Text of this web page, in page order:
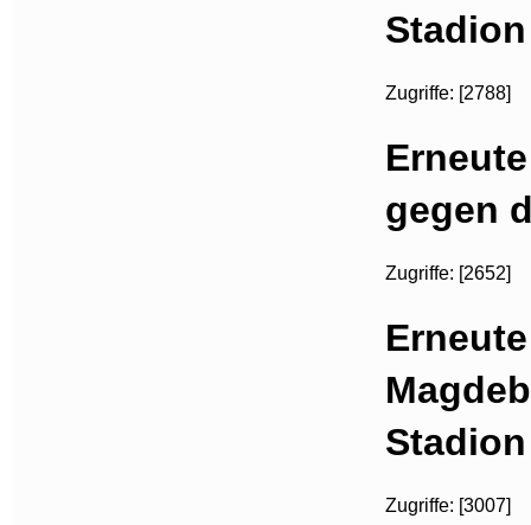
Zugriffe: [2788]
gegen
Zugriffe: [2652]
Stadion
Zugriffe: [3007]